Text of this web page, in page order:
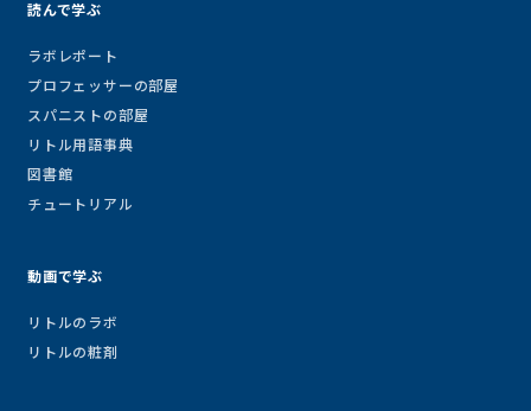
読んで学ぶ
ラボレポート
プロフェッサーの部屋
スパニストの部屋
リトル用語事典
図書館
チュートリアル
動画で学ぶ
リトルのラボ
リトルの粧剤